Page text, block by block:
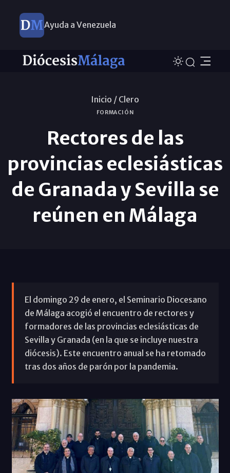
Ayuda a Venezuela
Inicio / Clero
FORMACIÓN
Rectores de las
provincias eclesiásticas
de Granada y Sevilla se
reúnen en Málaga
El domingo 29 de enero, el Seminario Diocesano
de Málaga acogió el encuentro de rectores y
formadores de las provincias eclesiásticas de
Sevilla y Granada (en la que se incluye nuestra
diócesis). Este encuentro anual se ha retomado
tras dos años de parón por la pandemia.